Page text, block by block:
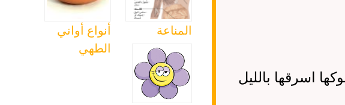
اسرقها بالليل
أنواع أواني
الطهي
المناعة